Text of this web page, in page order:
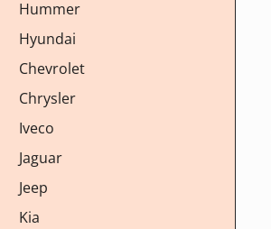
Hummer
Hyundai
Chevrolet
Chrysler
Iveco
Jaguar
Jeep
Kia